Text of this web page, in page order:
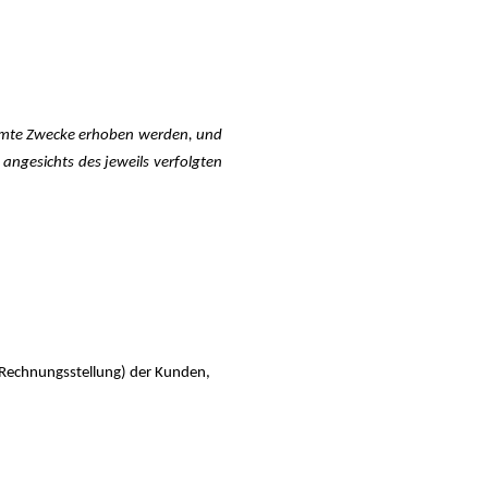
Zwecke erhoben werden, und
des jeweils verfolgten
der Kunden,